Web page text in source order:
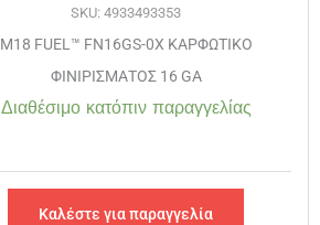
SKU: 4933493353
M18 FUEL™ FN16GS-0X ΚΑΡΦΩΤΙΚΟ
ΦΙΝΙΡΙΣΜΑΤΟΣ 16 GA
Διαθέσιμο κατόπιν παραγγελίας
Καλέστε για παραγγελία